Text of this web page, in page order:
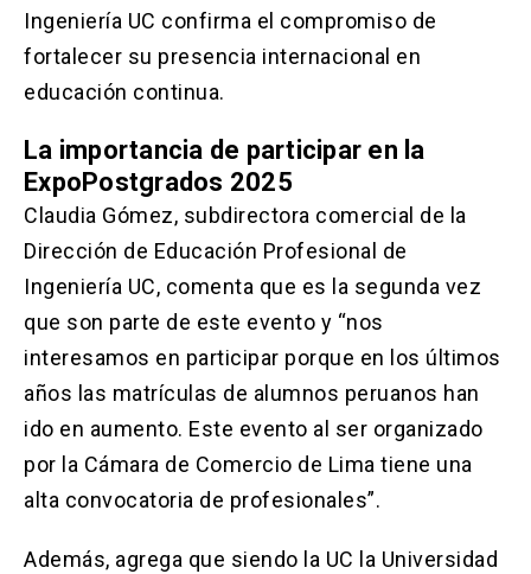
Ingeniería UC confirma el compromiso de
fortalecer su presencia internacional en
educación continua.
La importancia de participar en la
ExpoPostgrados 2025
Claudia Gómez, subdirectora comercial de la
Dirección de Educación Profesional de
Ingeniería UC, comenta que es la segunda vez
que son parte de este evento y “nos
interesamos en participar porque en los últimos
años las matrículas de alumnos peruanos han
ido en aumento. Este evento al ser organizado
por la Cámara de Comercio de Lima tiene una
alta convocatoria de profesionales”.
Además, agrega que siendo la UC la Universidad